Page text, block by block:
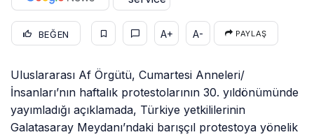
BEĞEN A+ A- PAYLAŞ
Uluslararası Af Örgütü, Cumartesi Anneleri/
İnsanları’nın haftalık protestolarının 30. yıldönümünde
yayımladığı açıklamada, Türkiye yetkililerinin
Galatasaray Meydanı’ndaki barışçıl protestoya yönelik